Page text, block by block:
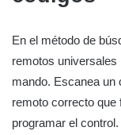
En el método de
remotos universales
mando. Escanea un
remoto correcto que
programar el